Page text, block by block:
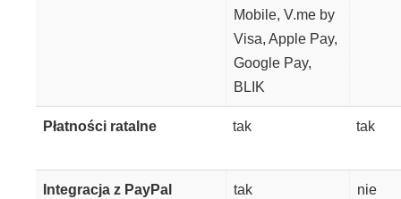
Mobile, V.me by
Visa, Apple Pay,
Google Pay,
BLIK
Płatności ratalne tak tak
Integracja z PayPal tak nie